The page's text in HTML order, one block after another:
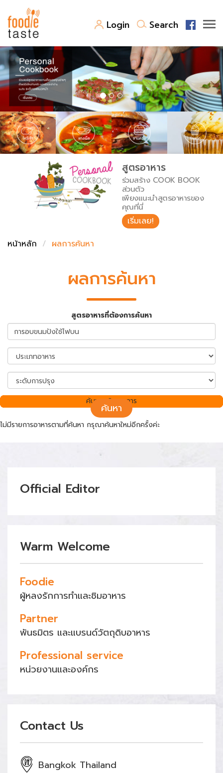
Login Search
สูตรอาหาร
สูตรอาหารล่าสุด
Top Foodie
พาไปชิม
สารพันก้นครัว
เคล็ดลับน่ารู้
เปรียบเทียบหน่วยการตวง
เปรียบเทียบอุณหภูมิ
เปรียบเทียบน้ำหนักวัตถุดิบ
FoodPedia
สร้าง Cookbook
สูตรอาหาร
ร่วมสร้าง COOK BOOK
ส่วนตัว
เพียงแนะนำสูตรอาหารของ
คุณที่นี่
เริ่มเลย!
หน้าหลัก
ผลการค้นหา
ผลการค้นหา
สูตรอาหารที่ต้องการค้นหา
ค้นหา
ไม่มีรายการอาหารตามที่ค้นหา กรุณาค้นหาใหม่อีกครั้งค่ะ
ค้นพบ 0 รายการ
Official Editor
Warm Welcome
Foodie
ผู้หลงรักการทำและชิมอาหาร
Partner
พันธมิตร และแบรนด์วัตถุดิบอาหาร
Professional service
หน่วยงานและองค์กร
Contact Us
Bangkok Thailand